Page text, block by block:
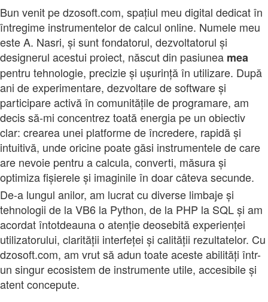
Bun venit pe dzosoft.com, spațiul meu digital dedicat în
întregime instrumentelor de calcul online. Numele meu
este A. Nasri, și sunt fondatorul, dezvoltatorul și
designerul acestui proiect, născut din pasiunea mea
pentru tehnologie, precizie și ușurință în utilizare. După
ani de experimentare, dezvoltare de software și
participare activă în comunitățile de programare, am
decis să-mi concentrez toată energia pe un obiectiv
clar: crearea unei platforme de încredere, rapidă și
intuitivă, unde oricine poate găsi instrumentele de care
are nevoie pentru a calcula, converti, măsura și
optimiza fișierele și imaginile în doar câteva secunde.
De-a lungul anilor, am lucrat cu diverse limbaje și
tehnologii de la VB6 la Python, de la PHP la SQL și am
acordat întotdeauna o atenție deosebită experienței
utilizatorului, clarității interfeței și calității rezultatelor. Cu
dzosoft.com, am vrut să adun toate aceste abilități într-
un singur ecosistem de instrumente utile, accesibile și
atent concepute.